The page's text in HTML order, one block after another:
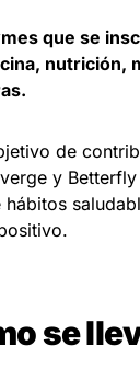
que se
nutrición,
de
y
hábitos
se